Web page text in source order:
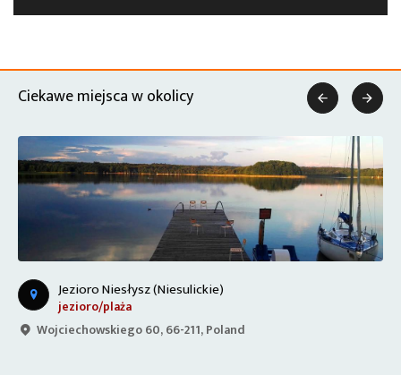
Ciekawe miejsca w okolicy
Jezioro Niesłysz (Niesulickie)
jezioro/plaża
Wojciechowskiego 60, 66-211, Poland
 